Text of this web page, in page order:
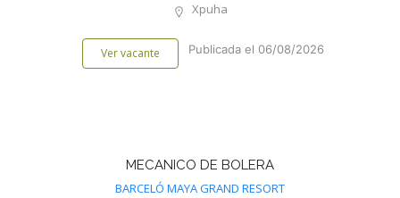
Xpuha
Ver vacante Publicada el 06/08/2026
MECANICO DE BOLERA
BARCELÓ MAYA GRAND RESORT